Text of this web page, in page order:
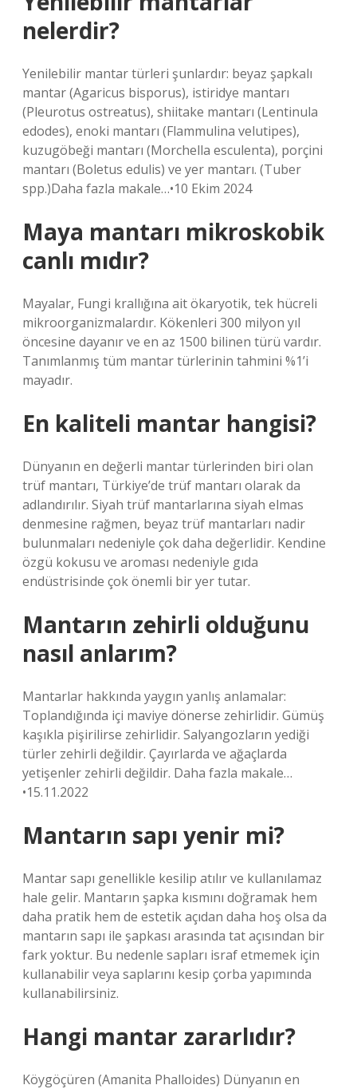
nelerdir?
Yenilebilir mantar türleri şunlardır: beyaz şapkalı
mantar (Agaricus bisporus), istiridye mantarı
(Pleurotus ostreatus), shiitake mantarı (Lentinula
edodes), enoki mantarı (Flammulina velutipes),
kuzugöbeği mantarı (Morchella esculenta), porçini
mantarı (Boletus edulis) ve yer mantarı. (Tuber
spp.)Daha fazla makale…•10 Ekim 2024
Maya mantarı mikroskobik
canlı mıdır?
Mayalar, Fungi krallığına ait ökaryotik, tek hücreli
mikroorganizmalardır. Kökenleri 300 milyon yıl
öncesine dayanır ve en az 1500 bilinen türü vardır.
Tanımlanmış tüm mantar türlerinin tahmini %1’i
mayadır.
En kaliteli mantar hangisi?
Dünyanın en değerli mantar türlerinden biri olan
trüf mantarı, Türkiye’de trüf mantarı olarak da
adlandırılır. Siyah trüf mantarlarına siyah elmas
denmesine rağmen, beyaz trüf mantarları nadir
bulunmaları nedeniyle çok daha değerlidir. Kendine
özgü kokusu ve aroması nedeniyle gıda
endüstrisinde çok önemli bir yer tutar.
Mantarın zehirli olduğunu
nasıl anlarım?
Mantarlar hakkında yaygın yanlış anlamalar:
Toplandığında içi maviye dönerse zehirlidir. Gümüş
kaşıkla pişirilirse zehirlidir. Salyangozların yediği
türler zehirli değildir. Çayırlarda ve ağaçlarda
yetişenler zehirli değildir. Daha fazla makale…
•15.11.2022
Mantarın sapı yenir mi?
Mantar sapı genellikle kesilip atılır ve kullanılamaz
hale gelir. Mantarın şapka kısmını doğramak hem
daha pratik hem de estetik açıdan daha hoş olsa da
mantarın sapı ile şapkası arasında tat açısından bir
fark yoktur. Bu nedenle sapları israf etmemek için
kullanabilir veya saplarını kesip çorba yapımında
kullanabilirsiniz.
Hangi mantar zararlıdır?
Köygöçüren (Amanita Phalloides) Dünyanın en